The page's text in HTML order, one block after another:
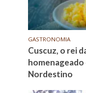
GASTRONOMIA
Cuscuz, o rei
Nordestino